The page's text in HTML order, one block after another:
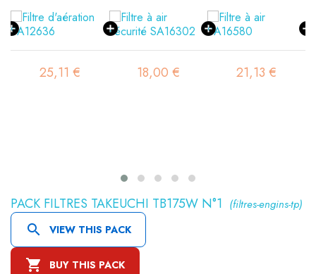
25,11 € 18,00 € 21,13 €
PACK FILTRES TAKEUCHI TB175W N°1 (filtres-engins-tp)
 VIEW THIS PACK
 BUY THIS PACK